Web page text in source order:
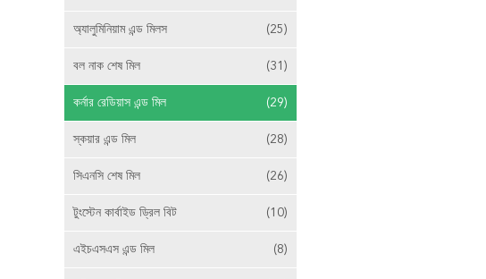
অ্যালুমিনিয়াম এন্ড মিলস (25)
বল নাক শেষ মিল (31)
কর্নার রেডিয়াস এন্ড মিল (29)
স্কয়ার এন্ড মিল (28)
সিএনসি শেষ মিল (26)
টুংস্টেন কার্বাইড ড্রিল বিট (10)
এইচএসএস এন্ড মিল (8)